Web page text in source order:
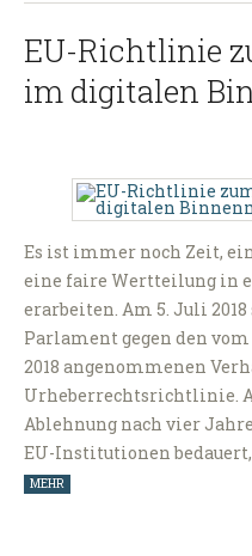
EU-Richtlinie
im digitalen
Es ist immer noch Zeit,
eine faire Wertteilung in
erarbeiten. Am 5. Juli
Parlament gegen den vom
2018 angenommenen
Urheberrechtsrichtlinie.
Ablehnung nach vier
EU-Institutionen
MEHR